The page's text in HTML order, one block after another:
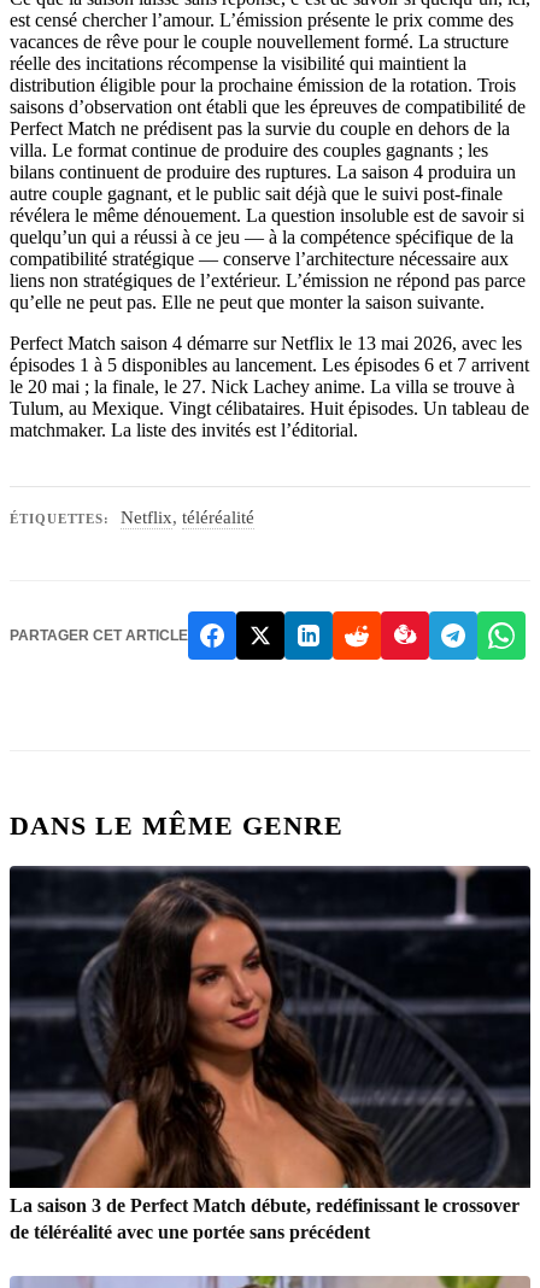
est censé chercher l’amour. L’émission présente le prix comme des
vacances de rêve pour le couple nouvellement formé. La structure
réelle des incitations récompense la visibilité qui maintient la
distribution éligible pour la prochaine émission de la rotation. Trois
saisons d’observation ont établi que les épreuves de compatibilité de
Perfect Match ne prédisent pas la survie du couple en dehors de la
villa. Le format continue de produire des couples gagnants ; les
bilans continuent de produire des ruptures. La saison 4 produira un
autre couple gagnant, et le public sait déjà que le suivi post-finale
révélera le même dénouement. La question insoluble est de savoir si
quelqu’un qui a réussi à ce jeu — à la compétence spécifique de la
compatibilité stratégique — conserve l’architecture nécessaire aux
liens non stratégiques de l’extérieur. L’émission ne répond pas parce
qu’elle ne peut pas. Elle ne peut que monter la saison suivante.
Perfect Match saison 4 démarre sur Netflix le 13 mai 2026, avec les
épisodes 1 à 5 disponibles au lancement. Les épisodes 6 et 7 arrivent
le 20 mai ; la finale, le 27. Nick Lachey anime. La villa se trouve à
Tulum, au Mexique. Vingt célibataires. Huit épisodes. Un tableau de
matchmaker. La liste des invités est l’éditorial.
ÉTIQUETTES: Netflix, téléréalité
PARTAGER CET ARTICLE
DANS LE MÊME GENRE
La saison 3 de Perfect Match débute, redéfinissant le crossover
de téléréalité avec une portée sans précédent